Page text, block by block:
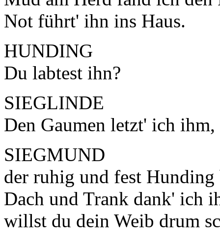
Not führt' ihn ins Haus.
HUNDING
Du labtest ihn?
SIEGLINDE
Den Gaumen letzt' ich
SIEGMUND
der ruhig und fest Hunding
Dach und Trank dank' ich
willst du dein Weib drum